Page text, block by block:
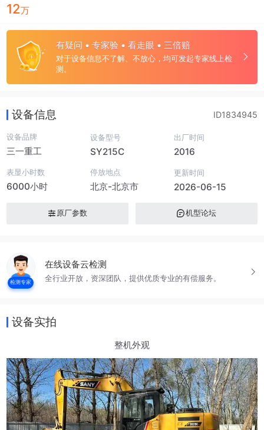
12万
有疑问 • 专家验 • 看走眼 • 三倍赔
对于设备信息不了解、不放心，均可发起专家线上检
测。
设备信息 ID1834945
设备品牌
三一重工
设备型号
SY215C
出厂时间
2016
表显小时数
6000小时
停放地点
北京-北京市
更新时间
2026-06-15
原厂参数 机型论坛
检测专家
在线设备云检测
全行业开放，资深团队，提供优质专业的有偿服务。
设备实拍
整机外观